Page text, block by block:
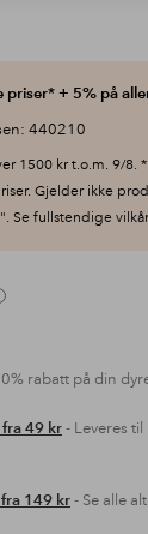
+ 5% på
440210
1500 kr t.o.m. 9/8.
Gjelder ikke
Se fullstendige vilkår
rabatt på din
49 kr- Leveres
149 kr- Se alle